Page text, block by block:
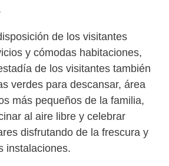
de los visitantes
y cómodas habitaciones,
de los visitantes también
verdes para descansar, área
más pequeños de la familia,
al aire libre y celebrar
disfrutando de la frescura y
instalaciones.